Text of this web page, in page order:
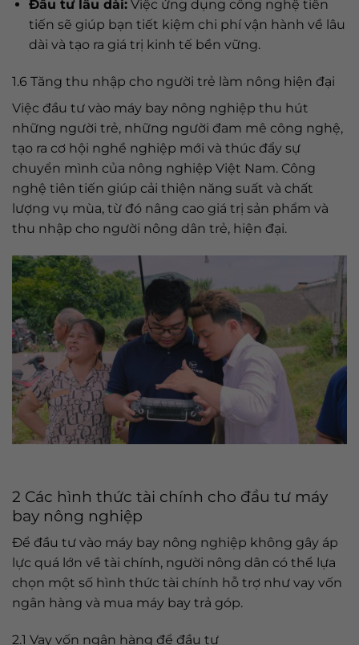
Đầu tư lâu dài:Việc ứng dụng công nghệ tiên
tiến sẽ giúp bạn tiết kiệm chi phí vận hành về lâu
dài và tạo ra giá trị kinh tế bền vững.
1.6 Tăng thu nhập cho người trẻ làm nông hiện đại
Việc đầu tư vào máy bay nông nghiệp thu hút
những người trẻ, những người đam mê công nghệ,
tạo ra cơ hội nghề nghiệp mới và thúc đẩy sự
chuyển mình của nông nghiệp Việt Nam. Công
nghệ tiên tiến giúp cải thiện năng suất và chất
lượng vụ mùa, từ đó nâng cao giá trị sản phẩm và
thu nhập cho người nông dân trẻ, hiện đại.
2 Các hình thức tài chính cho đầu tư máy
bay nông nghiệp
Để đầu tư vào máy bay nông nghiệp không gây áp
lực quá lớn về tài chính, người nông dân có thể lựa
chọn một số hình thức tài chính hỗ trợ như vay vốn
ngân hàng và mua máy bay trả góp.
2.1 Vay vốn ngân hàng để đầu tư